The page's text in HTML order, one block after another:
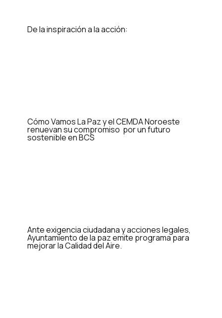
De la inspiración a la acción:
Cómo Vamos La Paz y el CEMDA Noroeste
renuevan su compromiso por un futuro
sostenible en BCS
Ante exigencia ciudadana y acciones legales,
Ayuntamiento de la paz emite programa para
mejorar la Calidad del Aire.